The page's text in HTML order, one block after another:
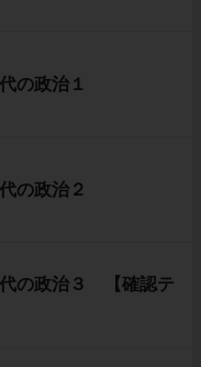
の政治１
の政治２
の政治３ 【確認テ